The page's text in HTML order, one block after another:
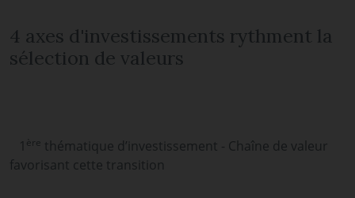
4 axes d'investissements rythment la
sélection de valeurs
1 ère thématique d’investissement - Chaîne de valeur
favorisant cette transition